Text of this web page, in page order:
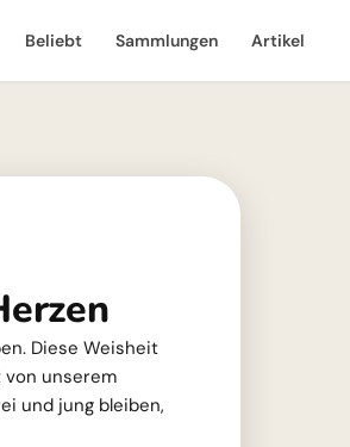
Beliebt Sammlungen Artikel
Diese Weisheit
unserem
und jung bleiben,